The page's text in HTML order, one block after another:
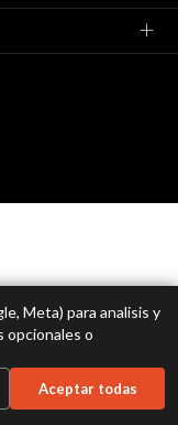
Meta) para analisis y
opcionales o
Aceptar todas